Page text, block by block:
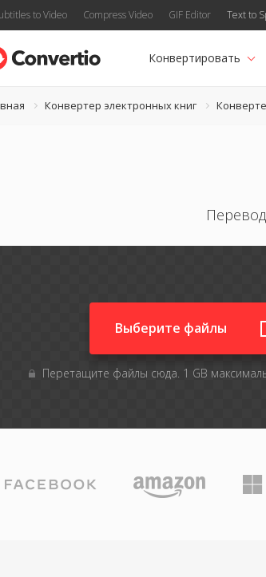
to Video Compress Video GIF Editor Text to
Конвертировать
Конвертер электронных книг
Выберите файлы
Перетащите файлы сюда. 1 GB